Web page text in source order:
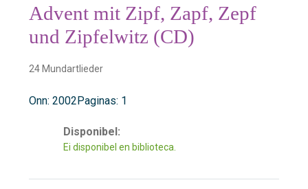
Advent mit Zipf, Zapf, Zepf
und Zipfelwitz (CD)
24 Mundartlieder
Onn: 2002Paginas: 1
Disponibel:
Ei disponibel en biblioteca.